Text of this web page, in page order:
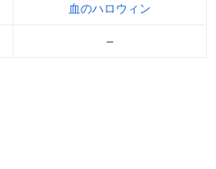
血のハロウィン
–